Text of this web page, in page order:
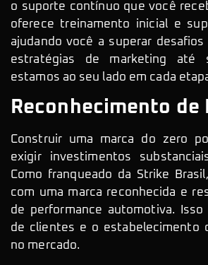
o suporte contínuo que você
oferece treinamento inicial e
ajudando você a superar
estratégias de marketing até
estamos ao seu lado em cada
Reconhecimento de
Construir uma marca do zero
exigir investimentos
Como franqueado da Strike
com uma marca reconhecida e
de performance automotiva.
de clientes e o estabelecimento
no mercado.